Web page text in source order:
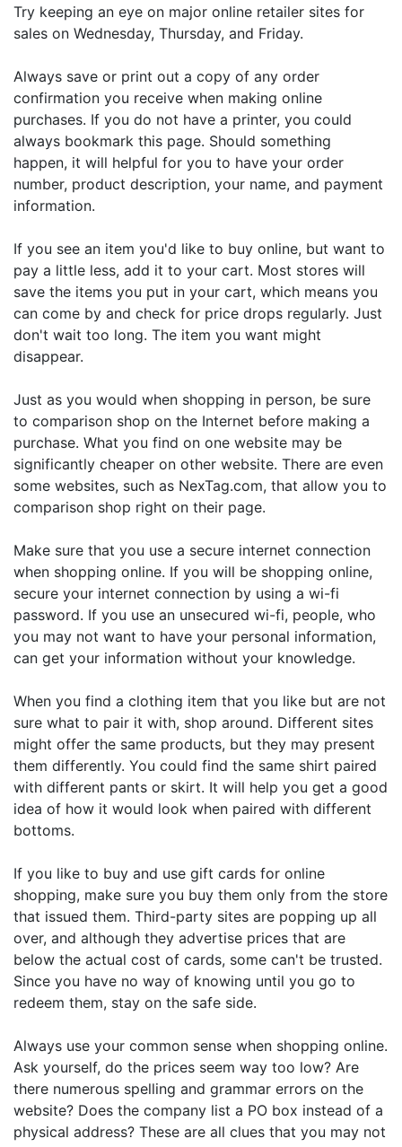
Try keeping an eye on major online retailer sites for
sales on Wednesday, Thursday, and Friday.
Always save or print out a copy of any order
confirmation you receive when making online
purchases. If you do not have a printer, you could
always bookmark this page. Should something
happen, it will helpful for you to have your order
number, product description, your name, and payment
information.
If you see an item you'd like to buy online, but want to
pay a little less, add it to your cart. Most stores will
save the items you put in your cart, which means you
can come by and check for price drops regularly. Just
don't wait too long. The item you want might
disappear.
Just as you would when shopping in person, be sure
to comparison shop on the Internet before making a
purchase. What you find on one website may be
significantly cheaper on other website. There are even
some websites, such as NexTag.com, that allow you to
comparison shop right on their page.
Make sure that you use a secure internet connection
when shopping online. If you will be shopping online,
secure your internet connection by using a wi-fi
password. If you use an unsecured wi-fi, people, who
you may not want to have your personal information,
can get your information without your knowledge.
When you find a clothing item that you like but are not
sure what to pair it with, shop around. Different sites
might offer the same products, but they may present
them differently. You could find the same shirt paired
with different pants or skirt. It will help you get a good
idea of how it would look when paired with different
bottoms.
If you like to buy and use gift cards for online
shopping, make sure you buy them only from the store
that issued them. Third-party sites are popping up all
over, and although they advertise prices that are
below the actual cost of cards, some can't be trusted.
Since you have no way of knowing until you go to
redeem them, stay on the safe side.
Always use your common sense when shopping online.
Ask yourself, do the prices seem way too low? Are
there numerous spelling and grammar errors on the
website? Does the company list a PO box instead of a
physical address? These are all clues that you may not